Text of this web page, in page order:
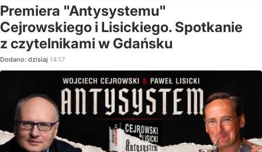
Premiera "Antysystemu"
Cejrowskiego i Lisickiego. Spotkanie
z czytelnikami w Gdańsku
Dodano: dzisiaj 14:17